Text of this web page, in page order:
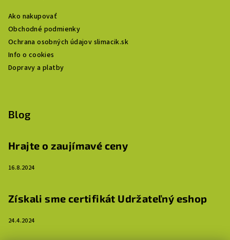
Ako nakupovať
Obchodné podmienky
Ochrana osobných údajov slimacik.sk
Info o cookies
Dopravy a platby
Blog
Hrajte o zaujímavé ceny
16.8.2024
Získali sme certifikát Udržateľný eshop
24.4.2024